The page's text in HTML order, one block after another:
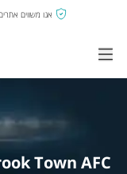
אנו משווים
Town AFC